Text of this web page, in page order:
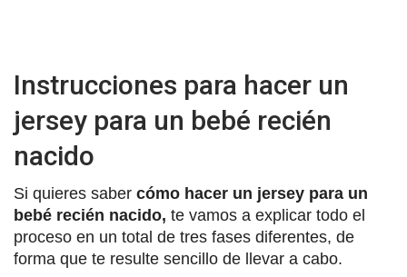
Instrucciones para hacer un
jersey para un bebé recién
nacido
Si quieres saber cómo hacer un jersey para un
bebé recién nacido, te vamos a explicar todo el
proceso en un total de tres fases diferentes, de
forma que te resulte sencillo de llevar a cabo.